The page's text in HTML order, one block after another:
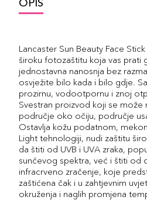
OPIS
Lancaster Sun Beauty Face
široku fotozaštitu koja vas prati
jednostavna nanosnja bez
osvježite bilo kada i bilo gdje.
prozirnu, vodootpornu i znoj
Svestran proizvod koji se može
područje oko očiju, područje
Ostavlja kožu podatnom,
Light tehnologiji, nudi zaštitu
da štiti od UVB i UVA zraka,
sunčevog spektra, već i štiti od
infracrveno zračenje, koje
zaštićena čak i u zahtjevnim
okruženja i naglih promjena